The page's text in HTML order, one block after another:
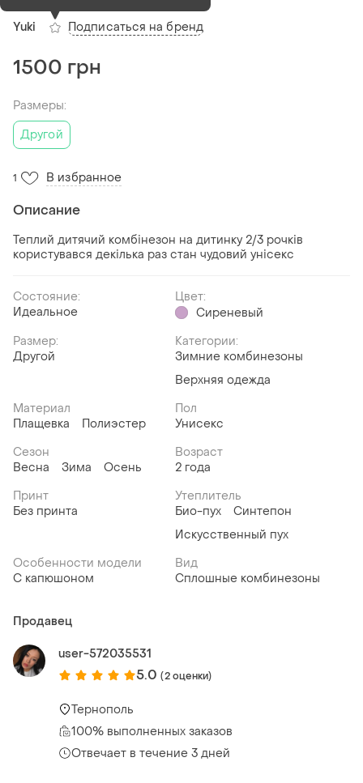
Yuki Подписаться на бренд
1500 грн
Размеры:
Другой
1 В избранное
Описание
Теплий дитячий комбінезон на дитинку 2/3 рочків
користувався декілька раз стан чудовий унісекс
Состояние:
Идеальное
Цвет:
Сиреневый
Размер:
Другой
Категории:
Зимние комбинезоны
Верхняя одежда
Материал
Плащевка
Полиэстер
Пол
Унисекс
Сезон
Весна
Зима Осень
Возраст
2 года
Принт
Без принта
Утеплитель
Био-пух
Синтепон
Искусственный пух
Особенности модели
С капюшоном
Вид
Сплошные комбинезоны
Продавец
user-572035531
5.0 (2 оценки)
Тернополь
100% выполненных заказов
Отвечает в течение 3 дней